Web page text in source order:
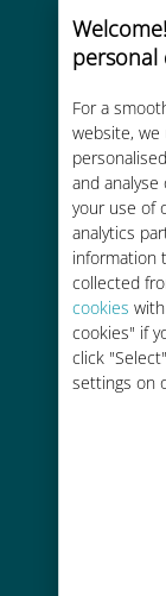
personal
For a
website,
and
your use of
analytics
information
collected
cookies
cookies" if
click
settings on